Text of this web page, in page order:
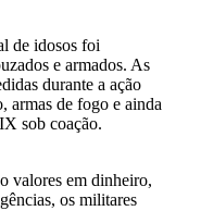
de idosos foi
e armados. As
durante a ação
armas de fogo e ainda
sob coação.
valores em dinheiro,
os militares